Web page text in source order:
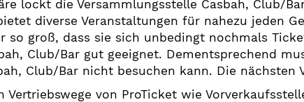
lockt die Versammlungsstelle Casbah, Club/
diverse Veranstaltungen für nahezu jeden
so groß, dass sie sich unbedingt nochmals
Club/Bar gut geeignet. Dementsprechend
Club/Bar nicht besuchen kann. Die nächsten
Vertriebswege von ProTicket wie